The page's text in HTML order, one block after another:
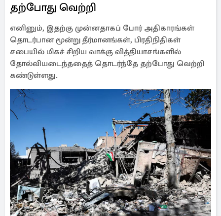
தற்போது வெற்றி
எனினும், இதற்கு முன்னதாகப் போர் அதிகாரங்கள்
தொடர்பான மூன்று தீர்மானங்கள், பிரதிநிதிகள்
சபையில் மிகச் சிறிய வாக்கு வித்தியாசங்களில்
தோல்வியடைந்ததைத் தொடர்ந்தே தற்போது வெற்றி
கண்டுள்ளது.